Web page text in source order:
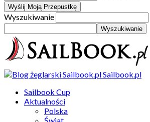
Wyszukiwanie
Sailbook.pl
Sailbook Cup
Aktualności
Polska